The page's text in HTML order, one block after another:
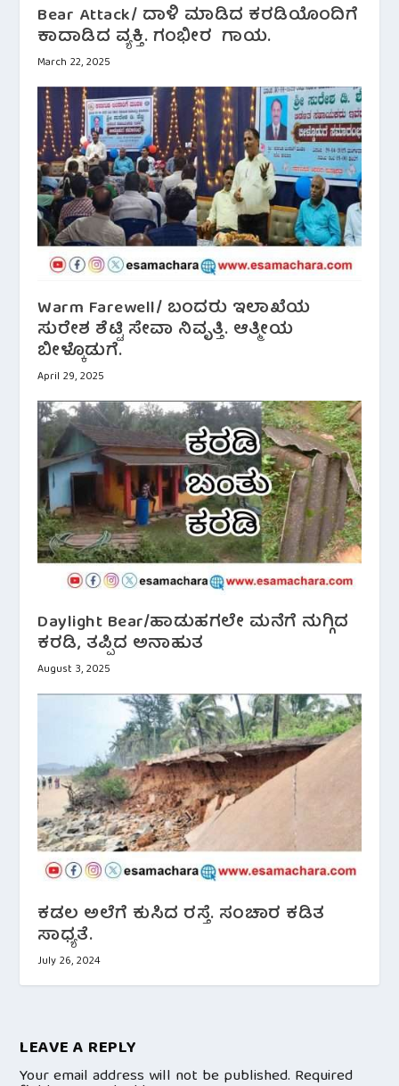
Bear Attack/ ದಾಳಿ ಮಾಡಿದ ಕರಡಿಯೊಂದಿಗೆ
ಕಾದಾಡಿದ ವ್ಯಕ್ತಿ. ಗಂಭೀರ ಗಾಯ.
March 22, 2025
Warm Farewell/ ಬಂದರು ಇಲಾಖೆಯ
ಸುರೇಶ ಶೆಟ್ಟಿ ಸೇವಾ ನಿವೃತ್ತಿ. ಆತ್ಮೀಯ
ಬೀಳ್ಕೊಡುಗೆ.
April 29, 2025
Daylight Bear/ಹಾಡುಹಗಲೇ ಮನೆಗೆ ನುಗ್ಗಿದ
ಕರಡಿ, ತಪ್ಪಿದ ಅನಾಹುತ
August 3, 2025
ಕಡಲ ಅಲೆಗೆ ಕುಸಿದ ರಸ್ತೆ. ಸಂಚಾರ ಕಡಿತ
ಸಾಧ್ಯತೆ.
July 26, 2024
LEAVE A REPLY
Your email address will not be published. Required